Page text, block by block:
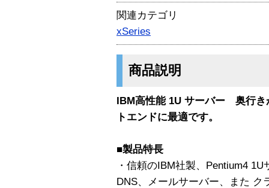
関連カテゴリ
xSeries
商品説明
IBM高性能 1U サーバー 奥行き
トエンドに最適です。
■製品特長
・信頼のIBM社製、Pentium4
DNS、メールサーバー、また ク